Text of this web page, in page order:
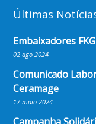
Últimas
Embaixadores FKG
02 ago 2024
Comunicado
Ceramage
17 maio 2024